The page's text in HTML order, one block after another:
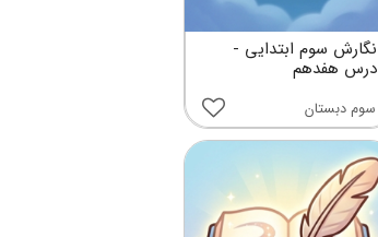
نگارش سوم ابتدایی -
درس هفدهم
سوم دبستان